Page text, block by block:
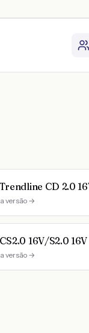
CD 2.0
versão →
16V/S2.0
versão →